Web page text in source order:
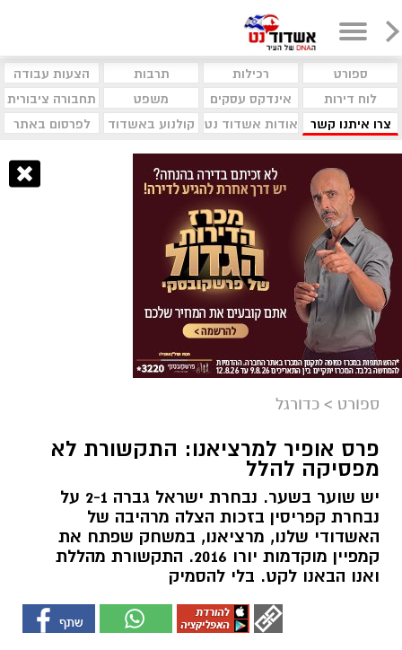
ספורט רכילות תרבות
הצעות עבודה
לוח דירות
אינדקס עסקים משפט
תחבורה ציבורית
צרו איתנו קשר
אודות אשדוד נט קולנוע באשדוד לפרסום באתר
ספורט > כדורגל
פרס אופיר למרציאנו: התקשורת לא
מפסיקה להלל
יש שוער בשער. נבחרת ישראל גברה 2-1 על
נבחרת קפריסין בזכות הצלה מרהיבה של
האשדודי שלנו, מרציאנו, במשחק שפתח את
קמפיין מוקדמות יורו 2016. התקשורת מהללת
ואנו הבאנו לקט. בלי להסמיק